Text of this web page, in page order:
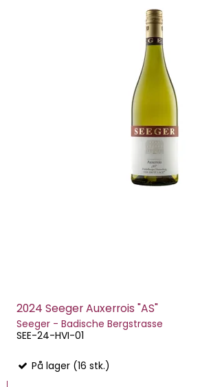
2024 Seeger Auxerrois "AS"
Seeger - Badische Bergstrasse
SEE-24-HVI-01
På lager (16 stk.)